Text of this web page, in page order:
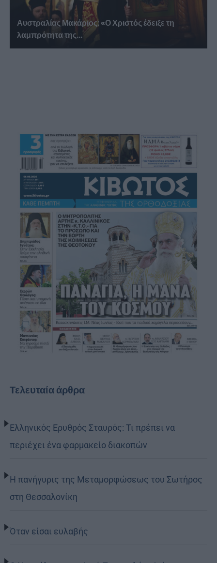
Αυστραλίας Μακάριος: «Ο Χριστός έδειξε τη
λαμπρότητα της...
Τελευταία άρθρα
Ελληνικός Ερυθρός Σταυρός: Τι πρέπει να
περιέχει ένα φαρμακείο διακοπών
Η πανήγυρις της Μεταμορφώσεως του Σωτήρος
στη Θεσσαλονίκη
Όταν είσαι ευλαβής